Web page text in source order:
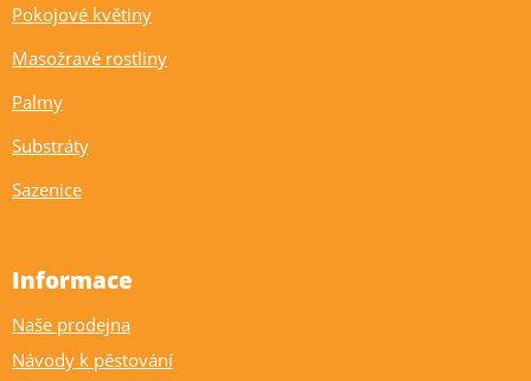
Pokojové květiny
Masožravé rostliny
Palmy
Substráty
Sazenice
Informace
Naše prodejna
Návody k pěstování